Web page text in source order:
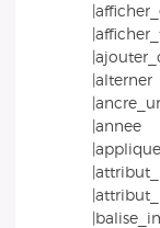
|alterner
|ancre_url
|annee